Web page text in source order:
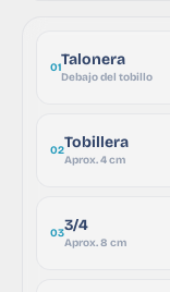
01Talonera
Debajo del tobillo
02Tobillera
Aprox. 4 cm
033/4
Aprox. 8 cm